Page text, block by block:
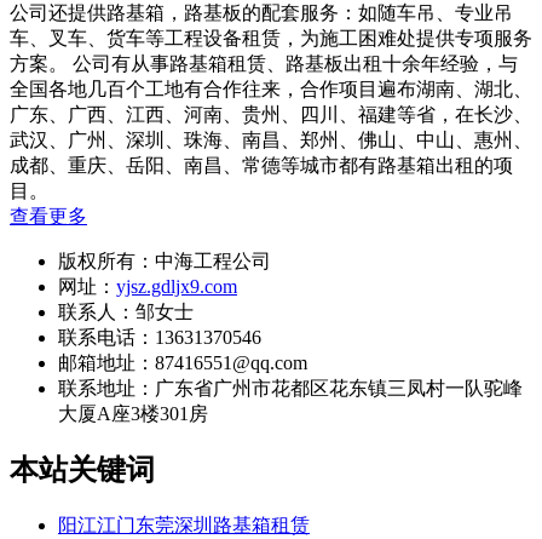
公司还提供路基箱，路基板的配套服务：如随车吊、专业吊
车、叉车、货车等工程设备租赁，为施工困难处提供专项服务
方案。 公司有从事路基箱租赁、路基板出租十余年经验，与
全国各地几百个工地有合作往来，合作项目遍布湖南、湖北、
广东、广西、江西、河南、贵州、四川、福建等省，在长沙、
武汉、广州、深圳、珠海、南昌、郑州、佛山、中山、惠州、
成都、重庆、岳阳、南昌、常德等城市都有路基箱出租的项
目。
查看更多
版权所有：中海工程公司
网址： yjsz.gdljx9.com
联系人：邹女士
联系电话：13631370546
邮箱地址：87416551@qq.com
联系地址： 广东省广州市花都区花东镇三凤村一队驼峰
大厦A座3楼301房
本站关键词
阳江江门东莞深圳路基箱租赁